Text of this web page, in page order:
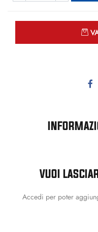
VUOI
Accedi per poter